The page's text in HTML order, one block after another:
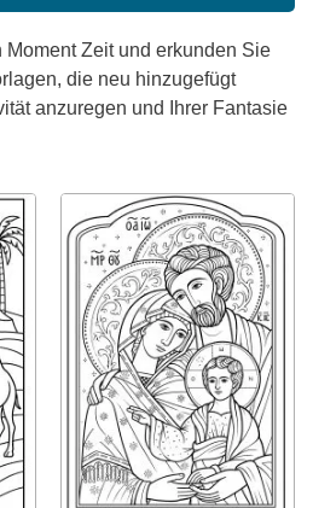
Zeit und erkunden Sie
die neu hinzugefügt
anzuregen und Ihrer Fantasie